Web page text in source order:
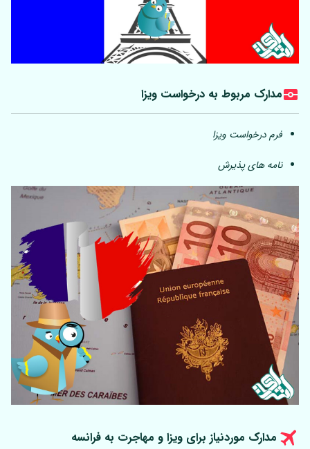
مدارک مربوط به درخواست ویزا
فرم درخواست ویزا
نامه های پذیرش
مدارک موردنیاز برای ویزا و مهاجرت به فرانسه